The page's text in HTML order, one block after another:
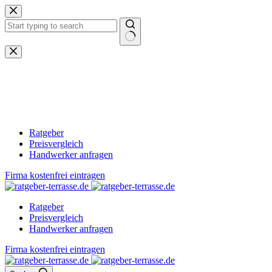
Zum
Inhalt
springen
Keine
Ergebnisse
Ratgeber
Preisvergleich
Handwerker anfragen
Firma kostenfrei eintragen
Ratgeber
Preisvergleich
Handwerker anfragen
Firma kostenfrei eintragen